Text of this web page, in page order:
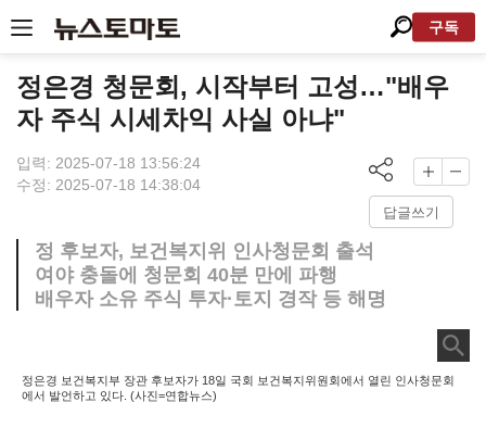
구독
정은경 청문회, 시작부터 고성…"배우
자 주식 시세차익 사실 아냐"
입력: 2025-07-18 13:56:24
수정: 2025-07-18 14:38:04
답글쓰기
정 후보자, 보건복지위 인사청문회 출석
여야 충돌에 청문회 40분 만에 파행
배우자 소유 주식 투자·토지 경작 등 해명
정은경 보건복지부 장관 후보자가 18일 국회 보건복지위원회에서 열린 인사청문회
에서 발언하고 있다. (사진=연합뉴스)